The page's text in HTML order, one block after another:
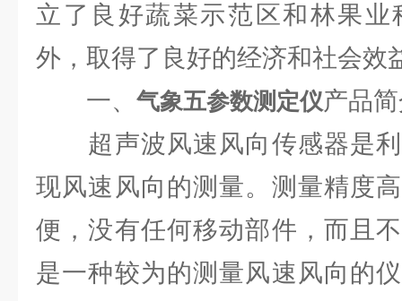
立了良好蔬菜示范区和林果
外，取得了良好的经济和社会效
一、 气象五参数测定仪产品
超声波风速风向传感器是利
现风速风向的测量。测量精度
便，没有任何移动部件，而且
是一种较为的测量风速风向的